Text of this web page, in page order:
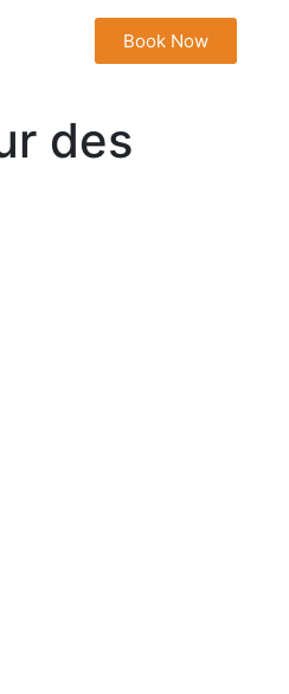
Book Now
des